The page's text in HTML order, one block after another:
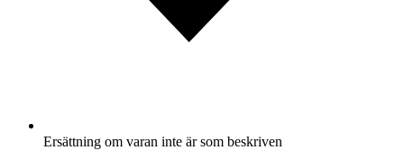
Ersättning om varan inte är som beskriven